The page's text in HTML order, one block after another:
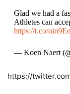
Glad we had a
Athletes can
https://t.co/
— Koen Naert
https://